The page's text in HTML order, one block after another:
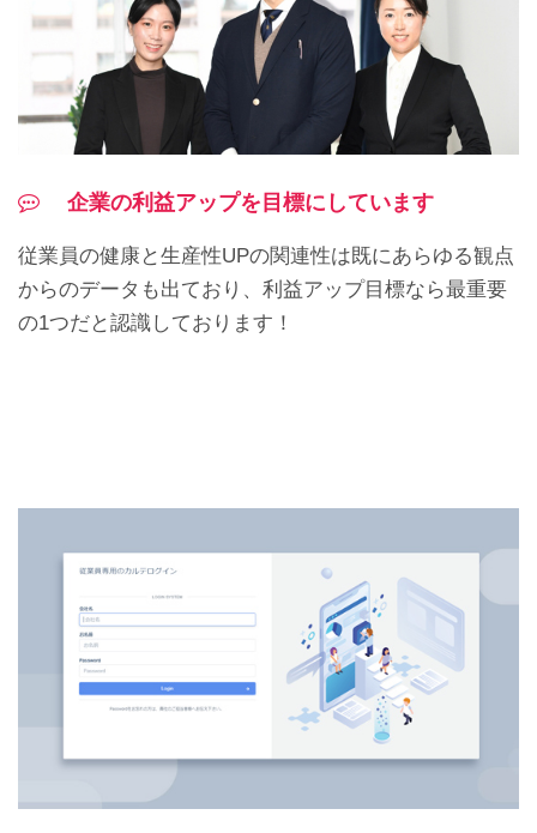
企業の利益アップを目標にしています
従業員の健康と生産性UPの関連性は既にあらゆる観点
からのデータも出ており、利益アップ目標なら最重要
の1つだと認識しております！